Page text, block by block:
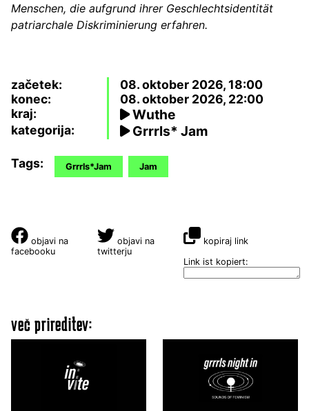
Menschen, die aufgrund ihrer Geschlechtsidentität
patriarchale Diskriminierung erfahren.
začetek:
08. oktober 2026, 18:00
konec:
08. oktober 2026, 22:00
kraj:
Wuthe
kategorija: Grrrls* Jam
Tags: Grrrls*Jam Jam
objavi na
facebooku
objavi na
twitterju
kopiraj link
Link ist kopiert:
več prireditev: